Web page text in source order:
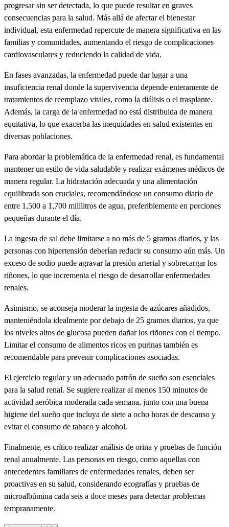
progresar sin ser detectada, lo que puede resultar en graves
consecuencias para la salud. Más allá de afectar el bienestar
individual, esta enfermedad repercute de manera significativa en las
familias y comunidades, aumentando el riesgo de complicaciones
cardiovasculares y reduciendo la calidad de vida.
En fases avanzadas, la enfermedad puede dar lugar a una
insuficiencia renal donde la supervivencia depende enteramente de
tratamientos de reemplazo vitales, como la diálisis o el trasplante.
Además, la carga de la enfermedad no está distribuida de manera
equitativa, lo que exacerba las inequidades en salud existentes en
diversas poblaciones.
Para abordar la problemática de la enfermedad renal, es fundamental
mantener un estilo de vida saludable y realizar exámenes médicos de
manera regular. La hidratación adecuada y una alimentación
equilibrada son cruciales, recomendándose un consumo diario de
entre 1,500 a 1,700 mililitros de agua, preferiblemente en porciones
pequeñas durante el día.
La ingesta de sal debe limitarse a no más de 5 gramos diarios, y las
personas con hipertensión deberían reducir su consumo aún más. Un
exceso de sodio puede agravar la presión arterial y sobrecargar los
riñones, lo que incrementa el riesgo de desarrollar enfermedades
renales.
Asimismo, se aconseja moderar la ingesta de azúcares añadidos,
manteniéndola idealmente por debajo de 25 gramos diarios, ya que
los niveles altos de glucosa pueden dañar los riñones con el tiempo.
Limitar el consumo de alimentos ricos en purinas también es
recomendable para prevenir complicaciones asociadas.
El ejercicio regular y un adecuado patrón de sueño son esenciales
para la salud renal. Se sugiere realizar al menos 150 minutos de
actividad aeróbica moderada cada semana, junto con una buena
higiene del sueño que incluya de siete a ocho horas de descanso y
evitar el consumo de tabaco y alcohol.
Finalmente, es crítico realizar análisis de orina y pruebas de función
renal anualmente. Las personas en riesgo, como aquellas con
antecedentes familiares de enfermedades renales, deben ser
proactivas en su salud, considerando ecografías y pruebas de
microalbúmina cada seis a doce meses para detectar problemas
tempranamente.